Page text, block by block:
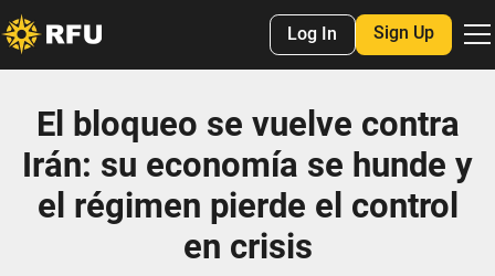
Log In Sign Up
El bloqueo se vuelve contra
Irán: su economía se hunde y
el régimen pierde el control
en crisis